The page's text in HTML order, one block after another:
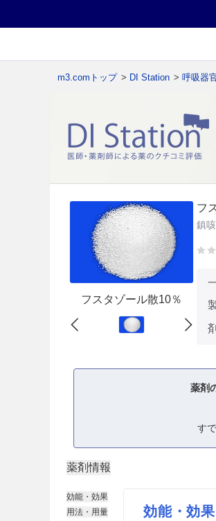
m3.comトップ > DI Station > 呼吸器
フスタゾール散10％
フ
鎮
薬剤
す
薬剤情報
効能・効果
用法・用量
効能・効果